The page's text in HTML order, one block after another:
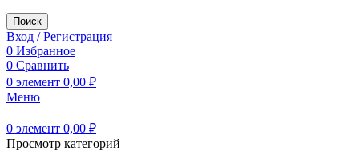
Поиск
Вход / Регистрация
0 Избранное
0 Сравнить
0 элемент 0,00 ₽
Меню
0 элемент 0,00 ₽
Просмотр категорий